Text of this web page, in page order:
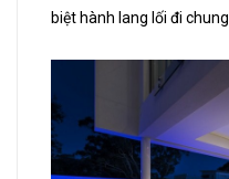
biệt hành lang lối đi chung.